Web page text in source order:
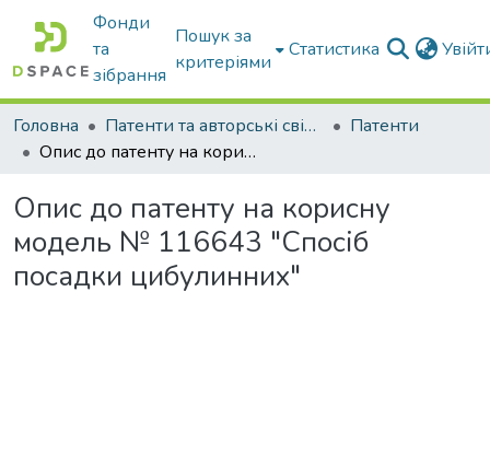
Фонди
та
зібрання
Пошук за
критеріями
Статистика
Головна Патенти та авторські свідоцтва
Патенти
Опис до патенту на корисну модель № 116643 "Спосіб посадки цибулинних"
Опис до патенту на корисну
модель № 116643 "Спосіб
посадки цибулинних"